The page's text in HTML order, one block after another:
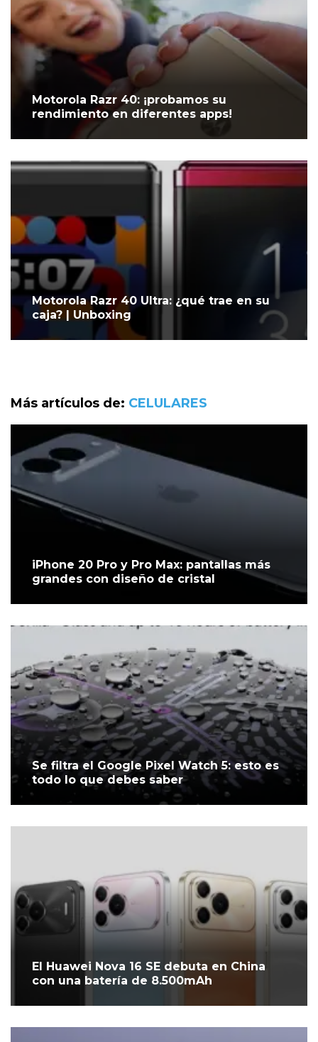
Motorola Razr 40: ¡probamos su
rendimiento en diferentes apps!
Motorola Razr 40 Ultra: ¿qué trae en su
caja? | Unboxing
Más artículos de: CELULARES
iPhone 20 Pro y Pro Max: pantallas más
grandes con diseño de cristal
Se filtra el Google Pixel Watch 5: esto es
todo lo que debes saber
El Huawei Nova 16 SE debuta en China
con una batería de 8.500mAh